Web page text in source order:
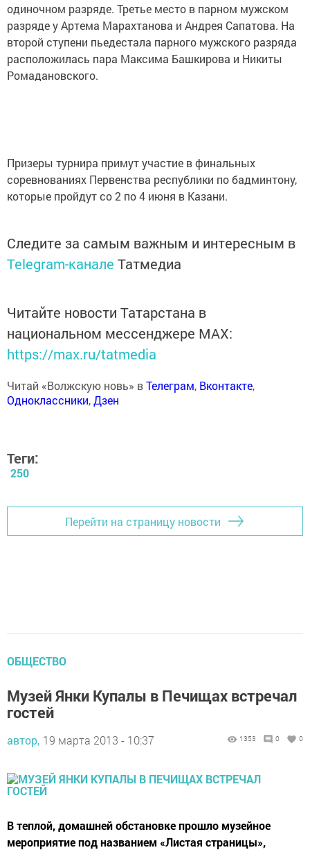
одиночном разряде. Третье место в парном мужском
разряде у Артема Марахтанова и Андрея Сапатова. На
второй ступени пьедестала парного мужского разряда
расположилась пара Максима Башкирова и Никиты
Ромадановского.
Призеры турнира примут участие в финальных
соревнованиях Первенства республики по бадминтону,
которые пройдут со 2 по 4 июня в Казани.
Следите за самым важным и интересным в
Telegram-канале Татмедиа
Читайте новости Татарстана в
национальном мессенджере MАХ:
https://max.ru/tatmedia
Читай «Волжскую новь» вТелеграм, Вконтакте,
Одноклассники,Дзен
Теги:
250
Перейти на страницу новости
ОБЩЕСТВО
Музей Янки Купалы в Печищах встречал
гостей
автор, 19 марта 2013 - 10:37 1353 0 0
В теплой, домашней обстановке прошло музейное
мероприятие под названием «Листая страницы»,